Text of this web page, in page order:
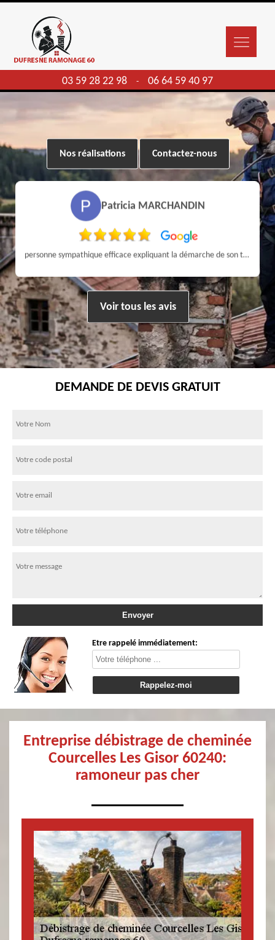
03 59 28 22 98 - 06 64 59 40 97
Nos réalisations Contactez-nous
Patricia MARCHANDIN
personne sympathique efficace expliquant la démarche de son travail pour un résultat de qualité . A recommander
Voir tous les avis
DEMANDE DE DEVIS GRATUIT
Etre rappelé immédiatement:
Entreprise débistrage de cheminée
Courcelles Les Gisor 60240:
ramoneur pas cher